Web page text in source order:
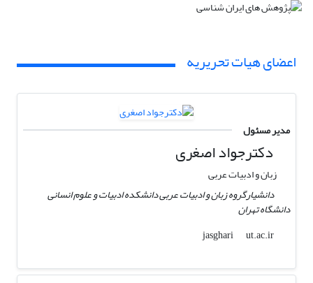
اعضای هیات تحریریه
مدیر مسئول
دکترجواد اصغری
زبان و ادبیات عربی
دانشیارگروه زبان و ادبیات عربی دانشکده ادبیات و علوم انسانی
دانشگاه تهران
jasghari
ut.ac.ir